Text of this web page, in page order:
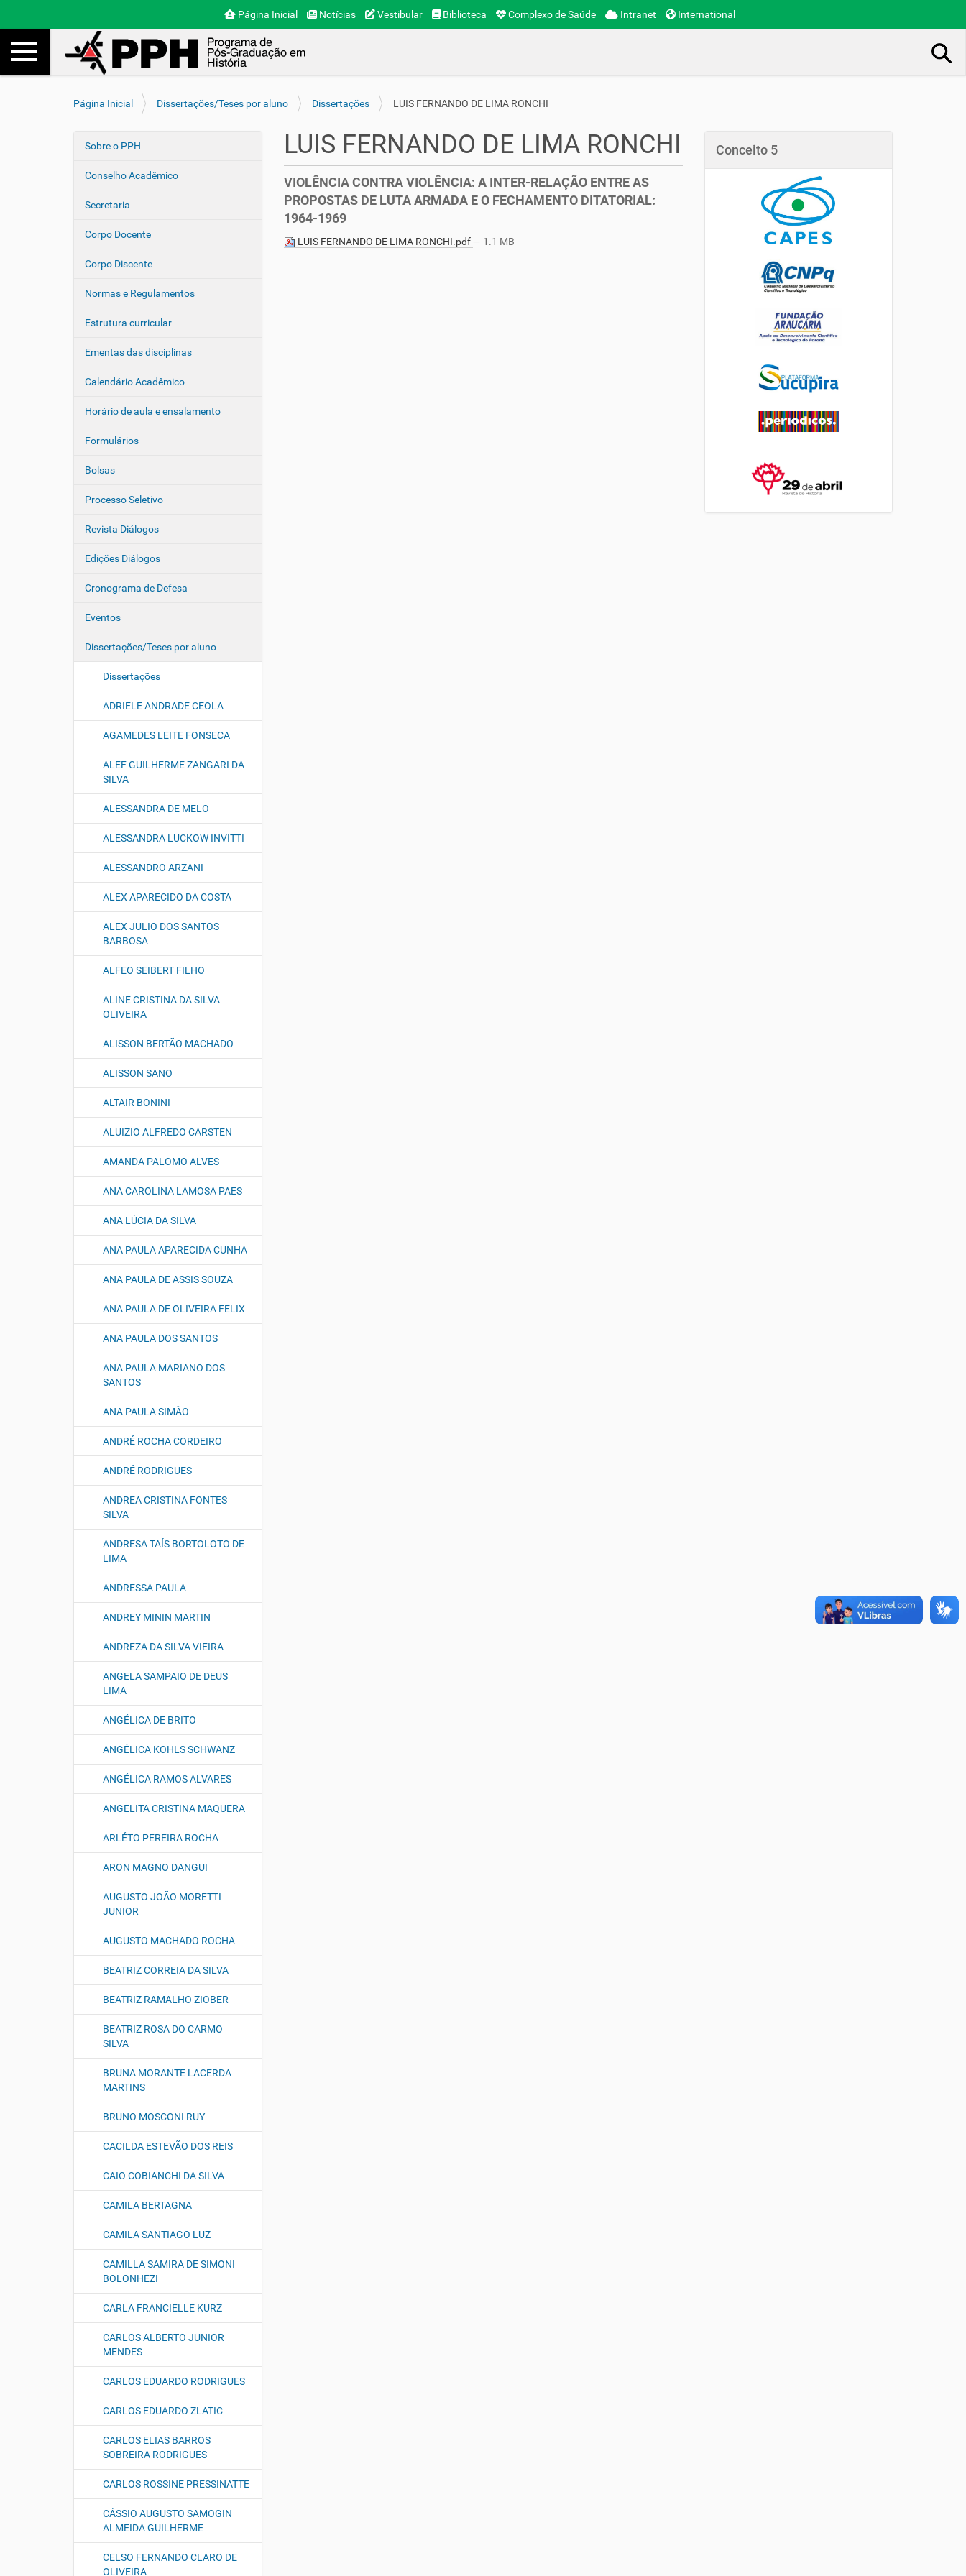
Página Inicial Notícias Vestibular Biblioteca Complexo de Saúde Intranet International
Toggle navigation Busca
V
Página Inicial Dissertações/Teses por aluno Dissertações LUIS FERNANDO DE LIMA RONCHI
N
e
a
ç
o
Sobre o PPH
Conselho Acadêmico
Secretaria
Corpo Docente
Corpo Discente
Normas e Regulamentos
Estrutura curricular
Ementas das disciplinas
Calendário Acadêmico
Horário de aula e ensalamento
Formulários
Bolsas
Processo Seletivo
Revista Diálogos
Edições Diálogos
Cronograma de Defesa
Eventos
Dissertações/Teses por aluno
Dissertações
ADRIELE ANDRADE CEOLA
AGAMEDES LEITE FONSECA
ALEF GUILHERME ZANGARI DA
SILVA
ALESSANDRA DE MELO
ALESSANDRA LUCKOW INVITTI
ALESSANDRO ARZANI
ALEX APARECIDO DA COSTA
ALEX JULIO DOS SANTOS
BARBOSA
ALFEO SEIBERT FILHO
ALINE CRISTINA DA SILVA
OLIVEIRA
ALISSON BERTÃO MACHADO
ALISSON SANO
ALTAIR BONINI
ALUIZIO ALFREDO CARSTEN
AMANDA PALOMO ALVES
ANA CAROLINA LAMOSA PAES
ANA LÚCIA DA SILVA
ANA PAULA APARECIDA CUNHA
ANA PAULA DE ASSIS SOUZA
ANA PAULA DE OLIVEIRA FELIX
ANA PAULA DOS SANTOS
ANA PAULA MARIANO DOS
SANTOS
ANA PAULA SIMÃO
ANDRÉ ROCHA CORDEIRO
ANDRÉ RODRIGUES
ANDREA CRISTINA FONTES
SILVA
ANDRESA TAÍS BORTOLOTO DE
LIMA
ANDRESSA PAULA
ANDREY MININ MARTIN
ANDREZA DA SILVA VIEIRA
ANGELA SAMPAIO DE DEUS
LIMA
ANGÉLICA DE BRITO
ANGÉLICA KOHLS SCHWANZ
ANGÉLICA RAMOS ALVARES
ANGELITA CRISTINA MAQUERA
ARLÉTO PEREIRA ROCHA
ARON MAGNO DANGUI
AUGUSTO JOÃO MORETTI
JUNIOR
AUGUSTO MACHADO ROCHA
BEATRIZ CORREIA DA SILVA
BEATRIZ RAMALHO ZIOBER
BEATRIZ ROSA DO CARMO
SILVA
BRUNA MORANTE LACERDA
MARTINS
BRUNO MOSCONI RUY
CACILDA ESTEVÃO DOS REIS
CAIO COBIANCHI DA SILVA
CAMILA BERTAGNA
CAMILA SANTIAGO LUZ
CAMILLA SAMIRA DE SIMONI
BOLONHEZI
CARLA FRANCIELLE KURZ
CARLOS ALBERTO JUNIOR
MENDES
CARLOS EDUARDO RODRIGUES
CARLOS EDUARDO ZLATIC
CARLOS ELIAS BARROS
SOBREIRA RODRIGUES
CARLOS ROSSINE PRESSINATTE
CÁSSIO AUGUSTO SAMOGIN
ALMEIDA GUILHERME
CELSO FERNANDO CLARO DE
OLIVEIRA
LUIS FERNANDO DE LIMA RONCHI
VIOLÊNCIA CONTRA VIOLÊNCIA: A INTER-RELAÇÃO ENTRE AS
PROPOSTAS DE LUTA ARMADA E O FECHAMENTO DITATORIAL:
1964-1969
LUIS FERNANDO DE LIMA RONCHI.pdf— 1.1 MB
Conceito 5